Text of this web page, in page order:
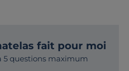
fait pour moi
5 questions maximum